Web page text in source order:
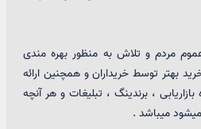
مردم و تلاش به منظور بهره مندی
بهتر توسط خریداران و همچنین ارائه
، برندینگ ، تبلیغات و هر آنچه
میباشد .